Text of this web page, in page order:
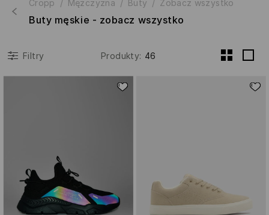
Cropp Mężczyzna Buty Zobacz wszystko
Buty męskie - zobacz wszystko
Filtry Produkty: 46